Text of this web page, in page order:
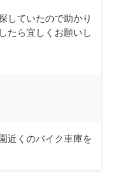
していたので助かり
たら宜しくお願いし
近くのバイク車庫を